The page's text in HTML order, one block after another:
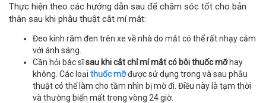
Thực hiện theo các hướng dẫn sau để chăm sóc tốt cho bản
thân sau khi phẫu thuật cắt mí mắt:
Đeo kính râm đen trên xe về nhà do mắt có thể rất nhạy cảm
với ánh sáng.
Cần hỏi bác sĩsau khi cắt chỉ mí mắt có bôi thuốc mỡhay
không. Các loại thuốc mỡđược sử dụng trong và sau phẫu
thuật có thể làm cho tầm nhìn bị mờ đi. Điều này là tạm thời
và thường biến mất trong vòng 24 giờ.